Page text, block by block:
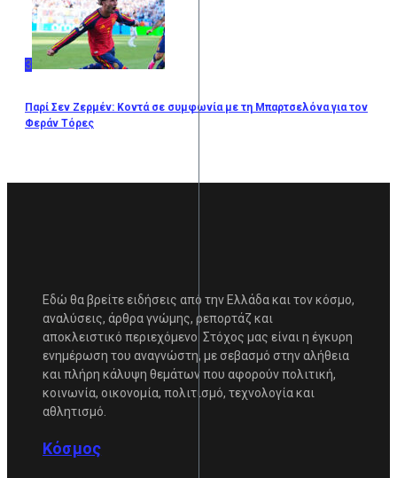
3
Παρί Σεν Ζερμέν: Κοντά σε συμφωνία με τη Μπαρτσελόνα για τον
Φεράν Τόρες
Εδώ θα βρείτε ειδήσεις από την Ελλάδα και τον κόσμο,
αναλύσεις, άρθρα γνώμης, ρεπορτάζ και
αποκλειστικό περιεχόμενο. Στόχος μας είναι η έγκυρη
ενημέρωση του αναγνώστη, με σεβασμό στην αλήθεια
και πλήρη κάλυψη θεμάτων που αφορούν πολιτική,
κοινωνία, οικονομία, πολιτισμό, τεχνολογία και
αθλητισμό.
Κόσμος